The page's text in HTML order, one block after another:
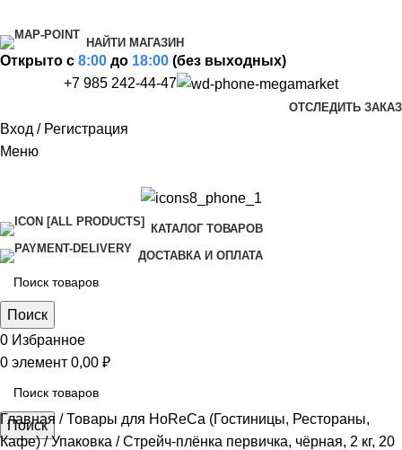
НАЙТИ МАГАЗИН
Открыто c 8:00 до 18:00 (без выходных)
+7 985 242-44-47
ОТСЛЕДИТЬ ЗАКАЗ
Вход / Регистрация
Меню
КАТАЛОГ ТОВАРОВ
ДОСТАВКА И ОПЛАТА
Поиск
0 Избранное
0 элемент 0,00 ₽
Поиск
Главная
Товары для HoReCa (Гостиницы, Рестораны,
Кафе) Упаковка
Стрейч-плёнка первичка, чёрная, 2 кг, 20